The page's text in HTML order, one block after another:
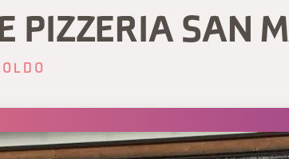
PIZZERIA SAN